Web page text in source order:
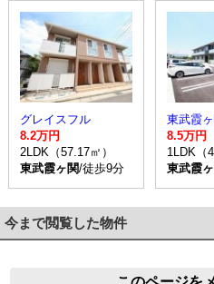
グレイスフル
8.2万円
2LDK（57.17㎡）
東武霞ヶ関/徒歩9分
8.5万円
1LDK（
東武霞
今まで閲覧した物件